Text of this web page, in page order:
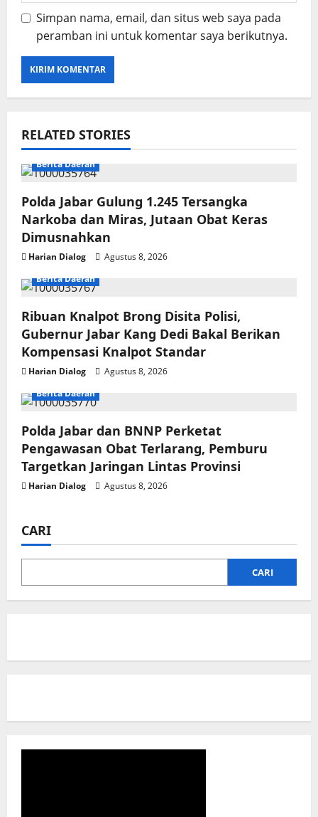
Simpan nama, email, dan situs web saya pada
peramban ini untuk komentar saya berikutnya.
RELATED STORIES
Berita Daerah
Polda Jabar Gulung 1.245 Tersangka
Narkoba dan Miras, Jutaan Obat Keras
Dimusnahkan
Harian Dialog
Agustus 8, 2026
Berita Daerah
Ribuan Knalpot Brong Disita Polisi,
Gubernur Jabar Kang Dedi Bakal Berikan
Kompensasi Knalpot Standar
Harian Dialog
Agustus 8, 2026
Berita Daerah
Polda Jabar dan BNNP Perketat
Pengawasan Obat Terlarang, Pemburu
Targetkan Jaringan Lintas Provinsi
Harian Dialog Agustus 8, 2026
CARI
CARI